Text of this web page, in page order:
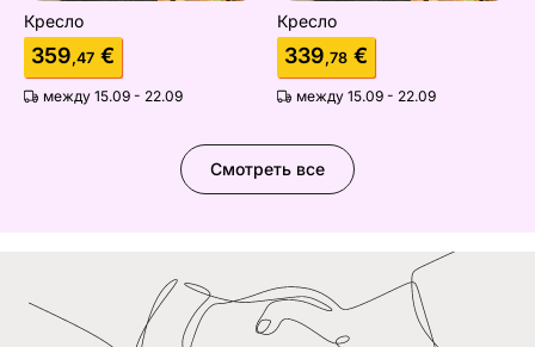
Кресло
359,47 €
между 15.09 - 22.09
Кресло
339,78 €
между 15.09 - 22.09
Смотреть все